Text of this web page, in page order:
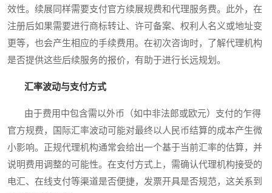
效性。续展同样需要支付官方续展规费和代理服务费。此外，在
注册后如果需要进行商标转让、许可备案、权利人名义或地址变
更等，也会产生相应的手续费用。在初次咨询时，了解代理机构
是否提供这些后续服务的报价，有助于进行长远规划。
汇率波动与支付方式
由于费用中包含需以外币（如中非法郎或欧元）支付的乍得
官方规费，国际汇率波动可能对最终以人民币结算的成本产生微
小影响。正规代理机构通常会给出一个基于当前汇率的估算，并
说明费用调整的可能性。在支付方式上，需确认代理机构接受的
电汇、在线支付等渠道是否便捷，发票开具是否规范，这关系到